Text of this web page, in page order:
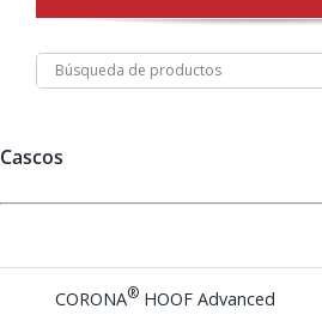
Cascos
CORONA®HOOF Advanced